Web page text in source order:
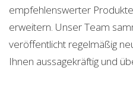
empfehlenswerter
erweitern. Unser Team
veröffentlicht regelmäßig
Ihnen aussagekräftig und